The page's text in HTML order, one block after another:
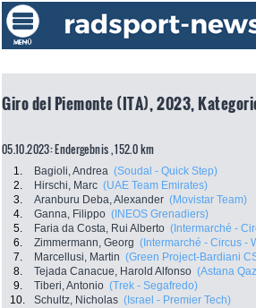
Giro del Piemonte (ITA), 2023,
05.10.2023: Endergebnis , 152.0 km
1. Bagioli, Andrea (Soudal - Quick Step)
2.
Hirschi, Marc (UAE Team Emirates)
3.
Aranburu Deba, Alexander (Movistar Team)
4.
Ganna, Filippo (INEOS Grenadiers)
5.
Faria da Costa, Rui Alberto (Intermarché -
6.
Zimmermann, Georg (Intermarché - Circus -
7.
Marcellusi, Martin (Green Project-Bardiani
8.
Tejada Canacue, Harold Alfonso (Astana
9.
Tiberi, Antonio (Trek - Segafredo)
10.
Schultz, Nicholas (Israel - Premier Tech)